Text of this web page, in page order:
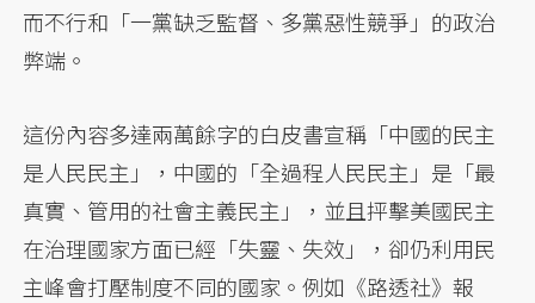
而不行和「一黨缺乏監督、多黨惡性競爭」的政治
弊端。
這份內容多達兩萬餘字的白皮書宣稱「中國的民主
是人民民主」，中國的「全過程人民民主」是「最
真實、管用的社會主義民主」，並且抨擊美國民主
在治理國家方面已經「失靈、失效」，卻仍利用民
主峰會打壓制度不同的國家。例如《路透社》報